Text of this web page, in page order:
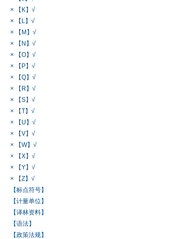
× 【K】√
× 【L】√
× 【M】√
× 【N】√
× 【O】√
× 【P】√
× 【Q】√
× 【R】√
× 【S】√
× 【T】√
× 【U】√
× 【V】√
× 【W】√
× 【X】√
× 【Y】√
× 【Z】√
【标点符号】
【计量单位】
【译林资料】
【语法】
【政策法规】